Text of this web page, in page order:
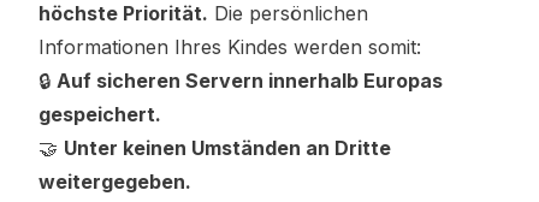
höchste Priorität. Die persönlichen
Informationen Ihres Kindes werden somit:
🔒 Auf sicheren Servern innerhalb Europas
gespeichert.
🤝 Unter keinen Umständen an Dritte
weitergegeben.